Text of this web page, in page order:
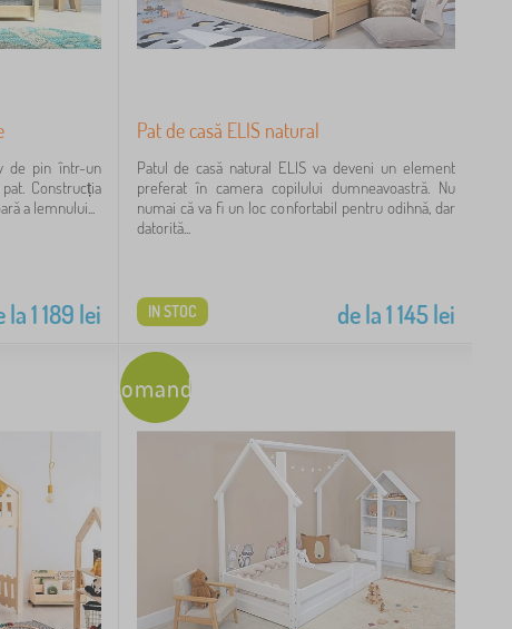
de pin într-un
Construcția
a lemnului...
la1 189 lei
Pat de casă ELIS natural
Patul de casă natural ELIS va deveni un element
preferat în camera copilului dumneavoastră. Nu
numai că va fi un loc confortabil pentru odihnă, dar
datorită...
de la1 145lei
IN STOC
Recomandare